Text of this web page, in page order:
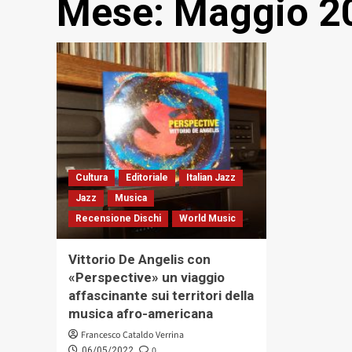
Mese: Maggio
Cultura Editoriale
Italian Jazz
Jazz
Musica
Recensione Dischi
World Music
Vittorio De Angelis con
«Perspective» un viaggio
affascinante sui territori della
musica afro-americana
Francesco Cataldo Verrina